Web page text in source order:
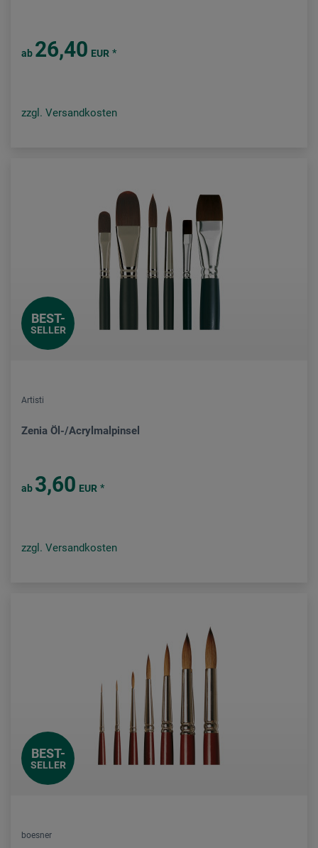
ab 26,40 EUR *
zzgl. Versandkosten
BEST-
SELLER
Artisti
Zenia Öl-/Acrylmalpinsel
ab 3,60 EUR *
zzgl. Versandkosten
BEST-
SELLER
boesner